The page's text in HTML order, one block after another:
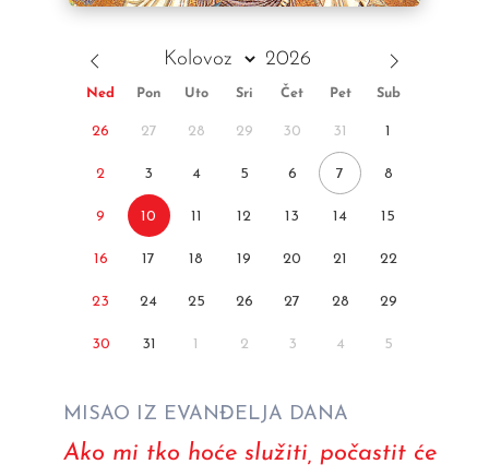
Ned Pon Uto Sri Čet Pet Sub
26 27 28 29 30 31 1
2 3 4 5 6 7 8
9 10 11 12 13 14 15
16 17 18 19 20 21 22
23 24 25 26 27 28 29
30 31 1 2 3 4 5
MISAO IZ EVANĐELJA DANA
Ako mi tko hoće služiti, počastit će